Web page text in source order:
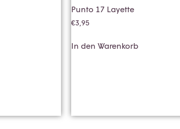
Punto 17 Layette
€3,95
In den Warenkorb